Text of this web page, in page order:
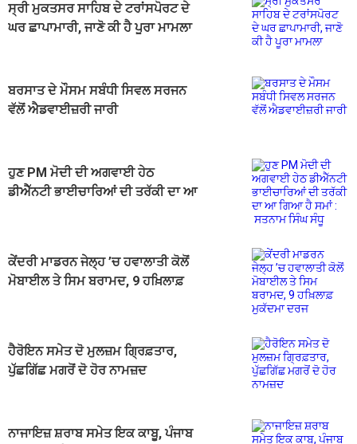
ਸ੍ਰੀ ਮੁਕਤਸਰ ਸਾਹਿਬ ਦੇ ਟਰਾਂਸਪੋਰਟ ਦੇ
ਘਰ ਛਾਪਾਮਾਰੀ, ਜਾਣੋ ਕੀ ਹੈ ਪੂਰਾ ਮਾਮਲਾ
ਬਰਸਾਤ ਦੇ ਮੌਸਮ ਸਬੰਧੀ ਸਿਵਲ ਸਰਜਨ
ਵੱਲੋਂ ਐਡਵਾਈਜ਼ਰੀ ਜਾਰੀ
ਹੁਣ PM ਮੋਦੀ ਦੀ ਅਗਵਾਈ ਹੇਠ
ਡੀਐੱਨਟੀ ਭਾਈਚਾਰਿਆਂ ਦੀ ਤਰੱਕੀ ਦਾ ਆ
ਕੇਂਦਰੀ ਮਾਡਰਨ ਜੇਲ੍ਹ ’ਚ ਹਵਾਲਾਤੀ ਕੋਲੋਂ
ਮੋਬਾਈਲ ਤੇ ਸਿਮ ਬਰਾਮਦ, 9 ਹਖ਼ਿਲਾਫ਼
ਹੈਰੋਇਨ ਸਮੇਤ ਦੋ ਮੁਲਜ਼ਮ ਗ੍ਰਿਫ਼ਤਾਰ,
ਪੁੱਛਗਿੱਛ ਮਗਰੋਂ ਦੋ ਹੋਰ ਨਾਮਜ਼ਦ
ਨਾਜਾਇਜ਼ ਸ਼ਰਾਬ ਸਮੇਤ ਇਕ ਕਾਬੂ, ਪੰਜਾਬ